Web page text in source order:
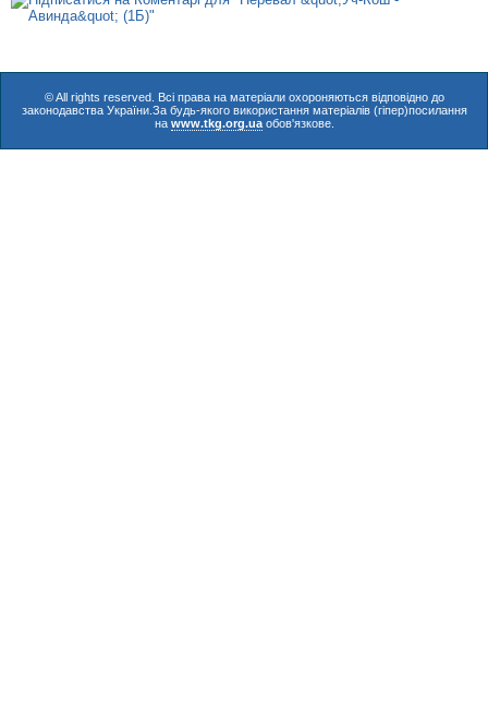
© All rights reserved. Всі права на матеріали охороняються відповідно до
законодавства України.За будь-якого використання матеріалів (гіпер)посилання
на www.tkg.org.uaобов'язкове.